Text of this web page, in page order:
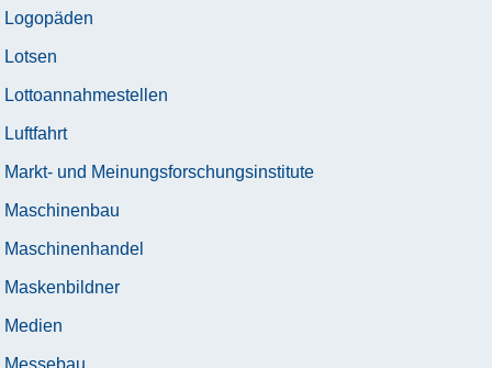
Logopäden
Lotsen
Lottoannahmestellen
Luftfahrt
Markt- und Meinungsforschungsinstitute
Maschinenbau
Maschinenhandel
Maskenbildner
Medien
Messebau